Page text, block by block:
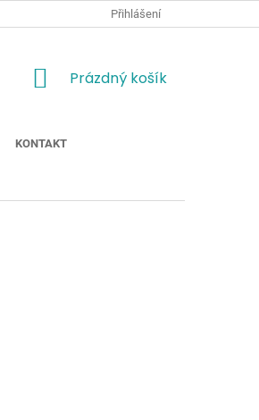
MOŽNOSTI DOPRAVY ZBOŽÍ
Přihlášení
NÁKUPNÍ
Prázdný košík
KONTAKT